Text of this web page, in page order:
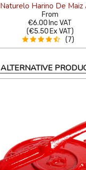
Naturelo Harino De Maiz
From
€6.00 Inc VAT
(€5.50 Ex VAT)
(7)
ALTERNATIVE